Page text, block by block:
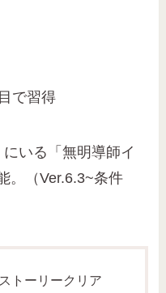
で習得
にいる「無明導師イ
。（Ver.6.3~条件
トーリークリア